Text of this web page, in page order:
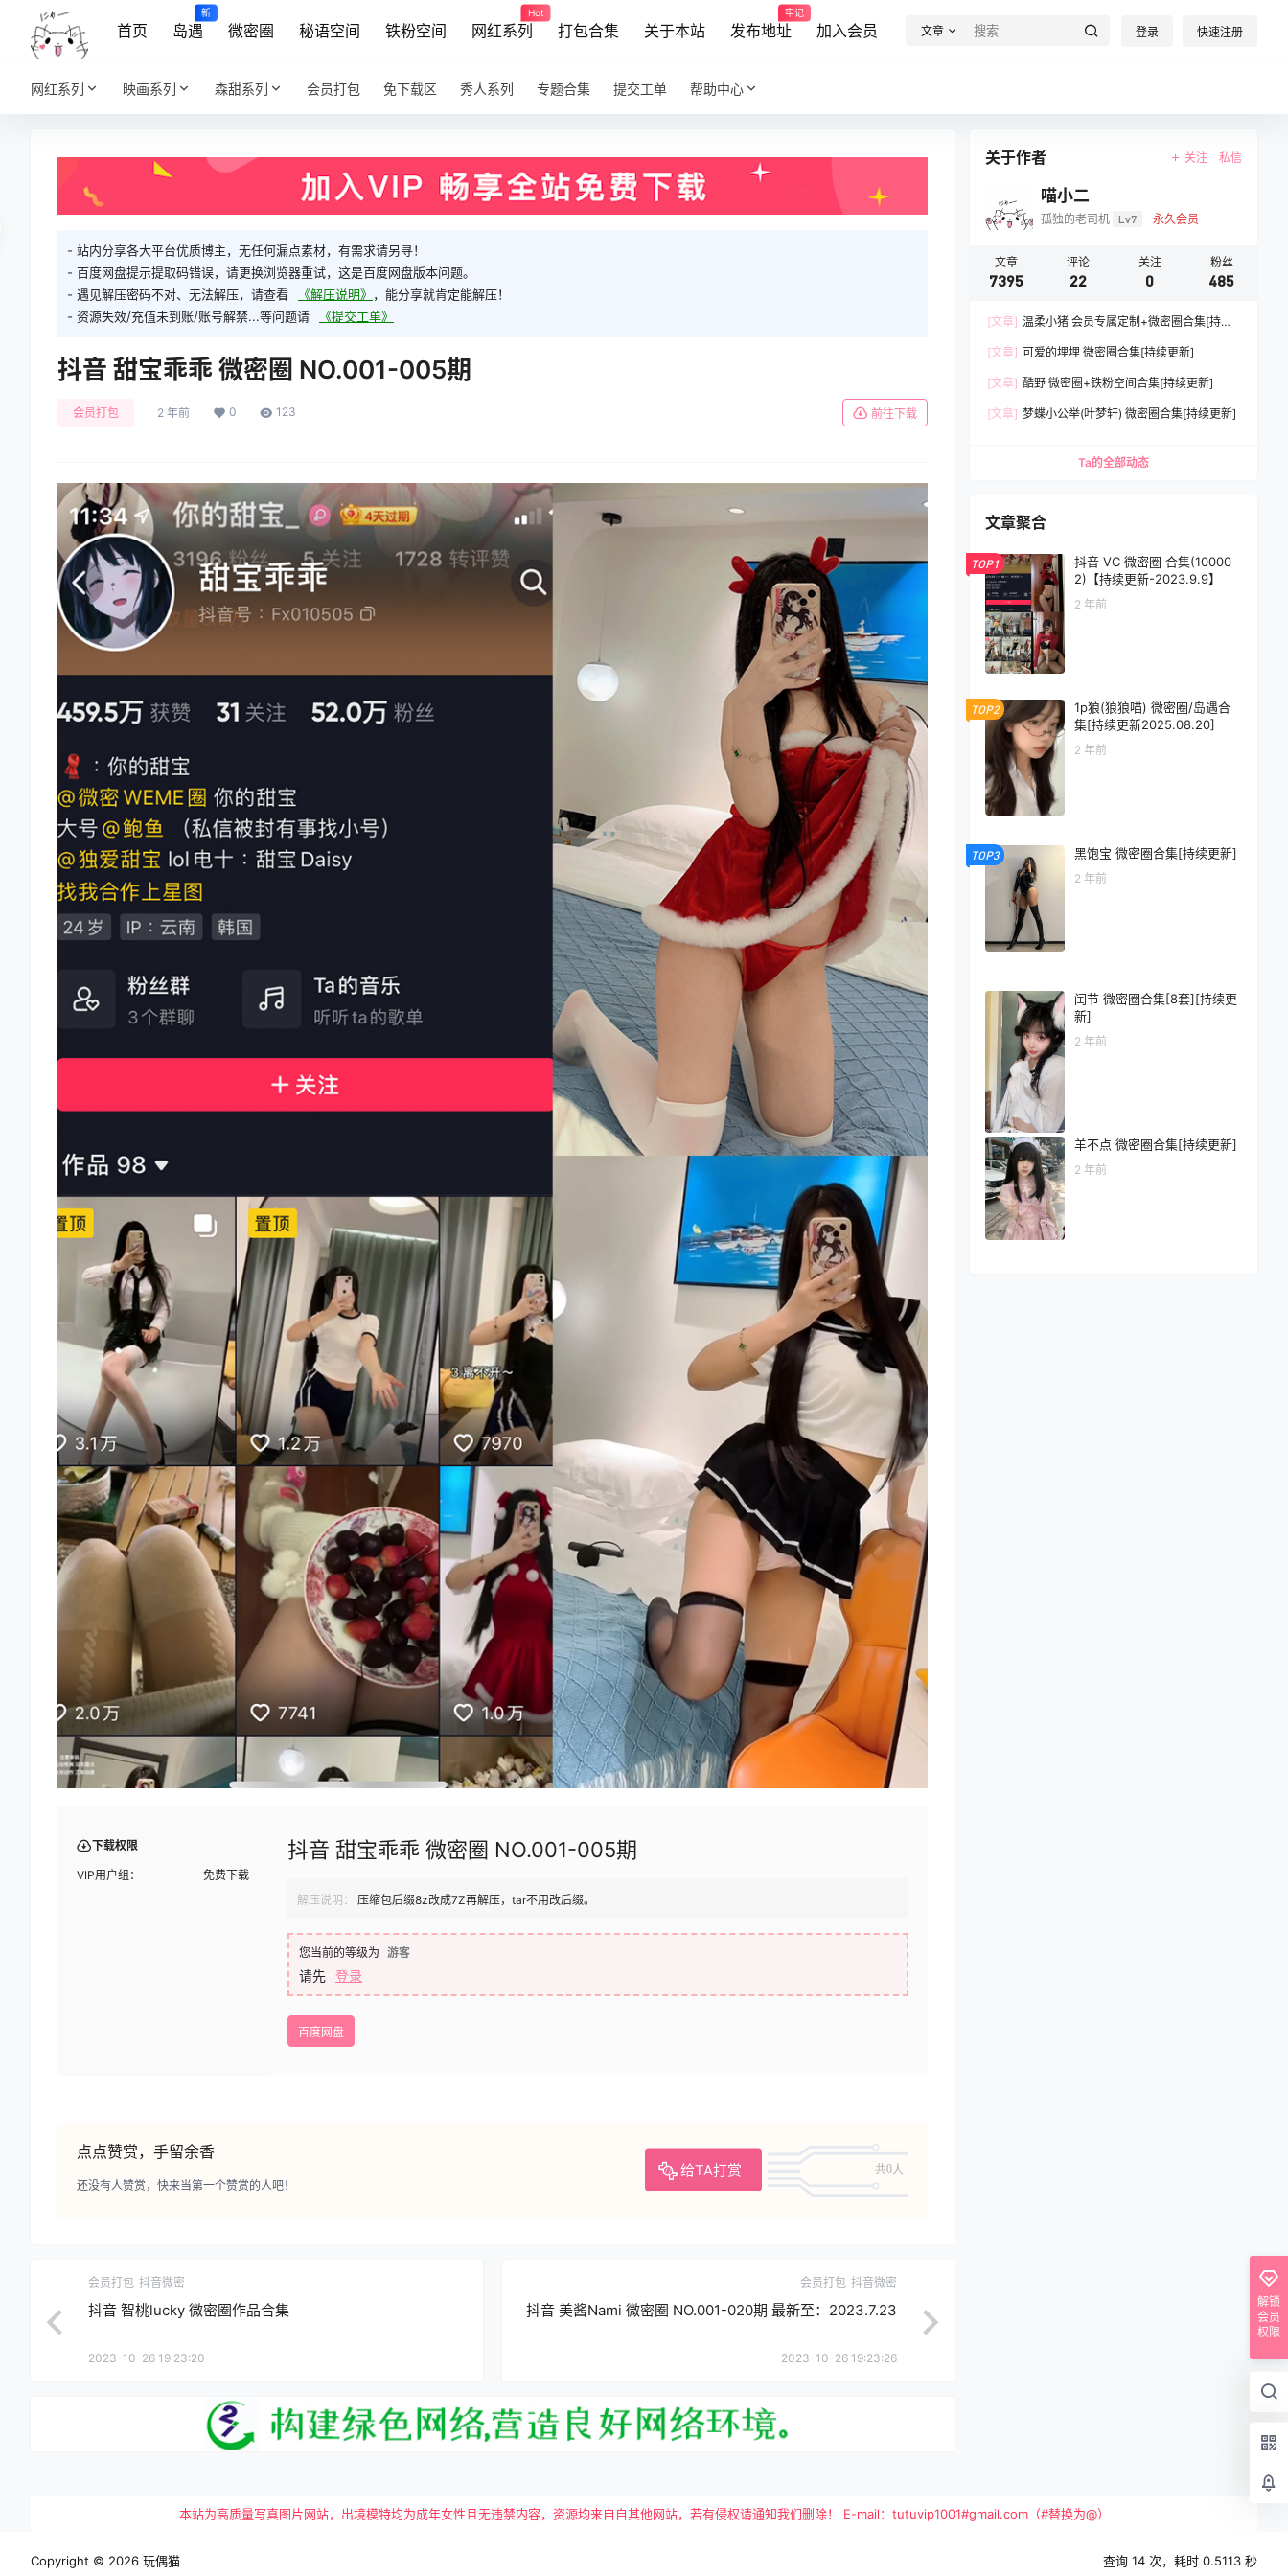
首页 岛遇
新
微密圈 秘语空间 铁粉空间 网红系列
Hot
打包合集 关于本站 发布地址
牢记
加入会员 文章 登录 快速注册
网红系列 映画系列 森甜系列 会员打包 免下载区 秀人系列 专题合集 提交工单 帮助中心
- 站内分享各大平台优质博主，无任何漏点素材，有需求请另寻！
- 百度网盘提示提取码错误，请更换浏览器重试，这是百度网盘版本问题。
- 遇见解压密码不对、无法解压，请查看
《解压说明》 ，能分享就肯定能解压！
- 资源失效/充值未到账/账号解禁...等问题请
《提交工单》
抖音 甜宝乖乖 微密圈 NO.001-005期
会员打包 2 年前 0 123 前往下载
下载权限
VIP用户组： 免费下载
抖音 甜宝乖乖 微密圈 NO.001-005期
解压说明： 压缩包后缀8z改成7Z再解压，tar不用改后缀。
您当前的等级为 游客
请先 登录
百度网盘
点点赞赏，手留余香
给TA打赏 共0人
还没有人赞赏，快来当第一个赞赏的人吧！
会员打包 抖音微密
抖音 智桃lucky 微密圈作品合集
2023-10-26 19:23:20
会员打包 抖音微密
抖音 美酱Nami 微密圈 NO.001-020期 最新至：2023.7.23
2023-10-26 19:23:26
关于作者 关注 私信
喵小二
孤独的老司机 Lv7 永久会员
文章
7395
评论
22
关注
0
粉丝
485
[文章] 温柔小猪 会员专属定制+微密圈合集[持续
[文章] 可爱的埋埋 微密圈合集[持续更新]
[文章] 酷野 微密圈+铁粉空间合集[持续更新]
[文章] 梦蝶小公举(叶梦轩) 微密圈合集[持续更新]
Ta的全部动态
文章聚合
TOP1
抖音 VC 微密圈 合集(10000
2)【持续更新-2023.9.9】
2 年前
TOP2
1p狼(狼狼喵) 微密圈/岛遇合
集[持续更新2025.08.20]
2 年前
TOP3 黑饱宝 微密圈合集[持续更新]
2 年前
闰节 微密圈合集[8套][持续更
新]
2 年前
羊不点 微密圈合集[持续更新]
2 年前
解锁
会员
权限
本站为高质量写真图片网站，出境模特均为成年女性且无违禁内容，资源均来自自其他网站，若有侵权请通知我们删除！ E-mail：tutuvip1001#gmail.com（#替换为@）
Copyright © 2026 玩偶猫 查询 14 次，耗时 0.5113 秒